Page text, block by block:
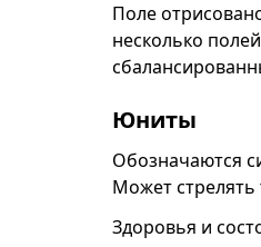
Поле
несколько
Юниты
Обозначаются
Может стрелять
Здоровья и